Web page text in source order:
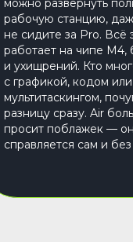
можно развернуть
рабочую станцию,
не сидите за Pro. Всё
работает на чипе M4,
и ухищрений. Кто
с графикой, кодом или
мультитаскингом,
разницу сразу. Air
просит поблажек — он
справляется сам и